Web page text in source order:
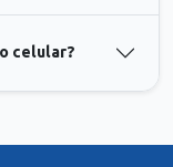
celular?